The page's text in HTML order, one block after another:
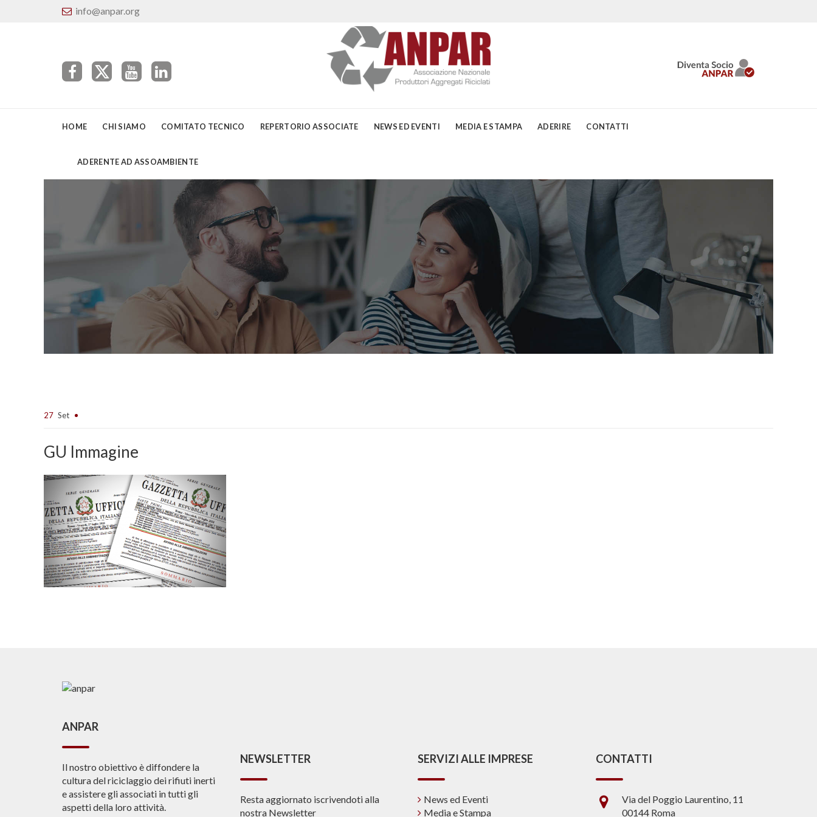
info@anpar.org
HOME CHI SIAMO COMITATO TECNICO REPERTORIO ASSOCIATE NEWS ED EVENTI MEDIA E STAMPA ADERIRE CONTATTI
ADERENTE AD ASSOAMBIENTE
27 Set
GU Immagine
ANPAR
Il nostro obiettivo è diffondere la
cultura del riciclaggio dei rifiuti inerti
e assistere gli associati in tutti gli
aspetti della loro attività.
NEWSLETTER
Resta aggiornato iscrivendoti alla
nostra Newsletter
SERVIZI ALLE IMPRESE
News ed Eventi
Media e Stampa
CONTATTI
Via del Poggio Laurentino, 11
00144 Roma